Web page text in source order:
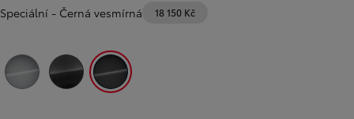
Speciální - Černá vesmírná 18 150 Kč
Šedá - titanováČerná vesmírná